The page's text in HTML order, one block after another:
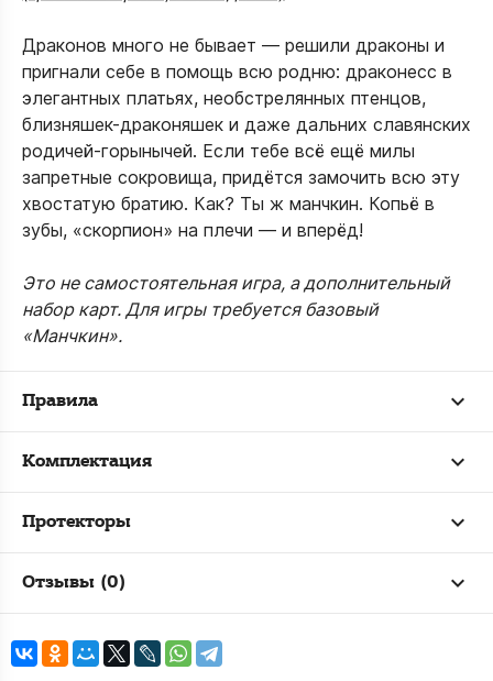
Драконов много не бывает — решили драконы и
пригнали себе в помощь всю родню: драконесс в
элегантных платьях, необстрелянных птенцов,
близняшек-драконяшек и даже дальних славянских
родичей-горынычей. Если тебе всё ещё милы
запретные сокровища, придётся замочить всю эту
хвостатую братию. Как? Ты ж манчкин. Копьё в
зубы, «скорпион» на плечи — и вперёд!
Это не самостоятельная игра, а дополнительный
набор карт. Для игры требуется базовый
«Манчкин».
Правила
Комплектация
Протекторы
Отзывы (0)